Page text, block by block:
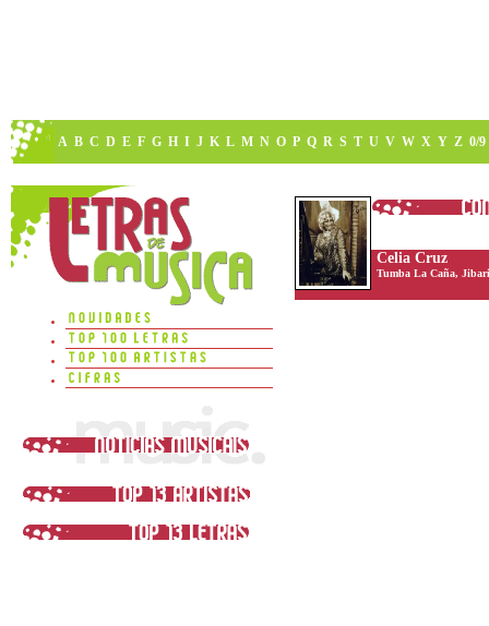
A B C D E F G H I J K L M N O P Q R S T U V W X Y Z 0/9
Celia Cruz
Tumba La Caña,